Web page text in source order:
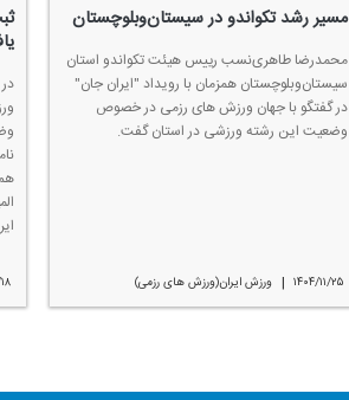
مسیر رشد تكواندو در سیستان‌وبلوچستان
محمدرضا طاهری‌نسب رییس هیئت تكواندو استان
سیستان‌وبلوچستان همزمان با رویداد "ایران جان"
در گفتگو با جهان ورزش های رزمی در خصوص
وضعیت این رشته ورزشی در استان گفت.
۱۴۰۴/۱۱/۲۵ | ورزش ایران(ورزش های رزمی)